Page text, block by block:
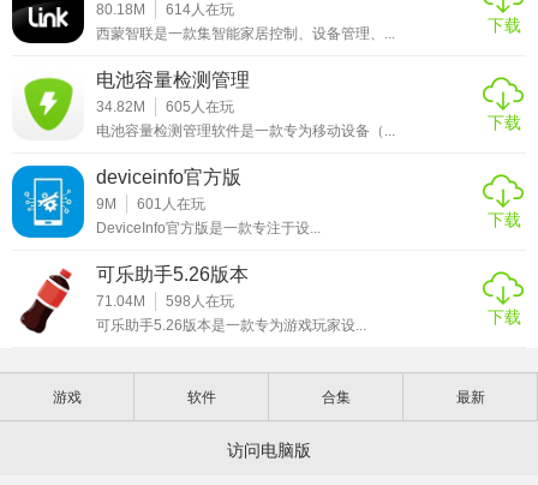
80.18M 614人在玩
西蒙智联是一款集智能家居控制、设备管理、...
下载
电池容量检测管理
34.82M 605 人在玩
电池容量检测管理软件是一款专为移动设备（...
下载
deviceinfo官方版
9M 601 人在玩
DeviceInfo官方版是一款专注于设...
下载
可乐助手5.26版本
71.04M 598 人在玩
可乐助手5.26版本是一款专为游戏玩家设...
下载
游戏 软件 合集 最新
访问电脑版